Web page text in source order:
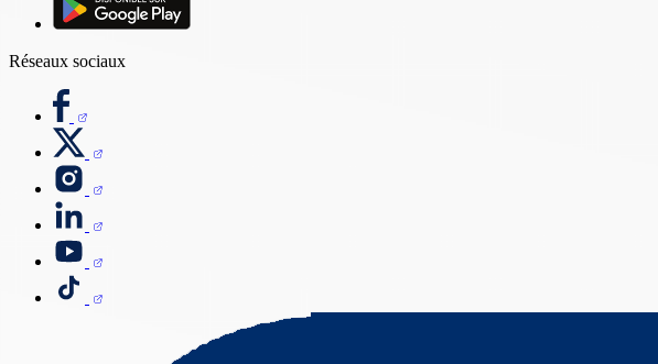
Réseaux sociaux